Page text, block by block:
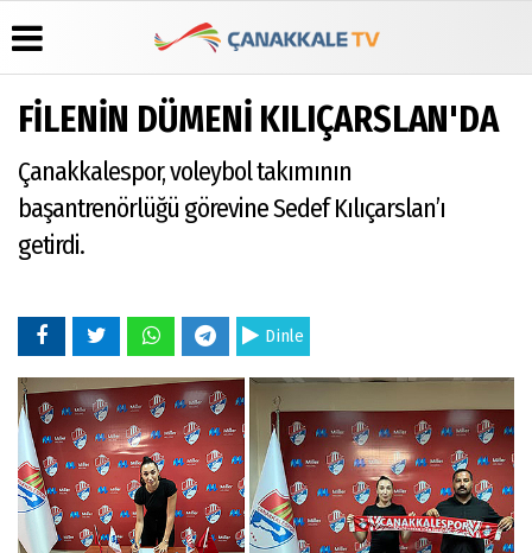
Haber
Arşivi
Gazete
Arşivi
Durumu
Gazete
Manşetleri
Köşe
Yazarları
Video
Galeri
Çerez
FİLENİN DÜMENİ KILIÇARSLAN'DA
Çanakkalespor, voleybol takımının
başantrenörlüğü görevine Sedef Kılıçarslan’ı
getirdi.
Dinle